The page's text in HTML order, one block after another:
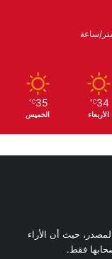
34
℃
الأربعاء
35
℃
الخميس
حيث أن الأراء
فقط.